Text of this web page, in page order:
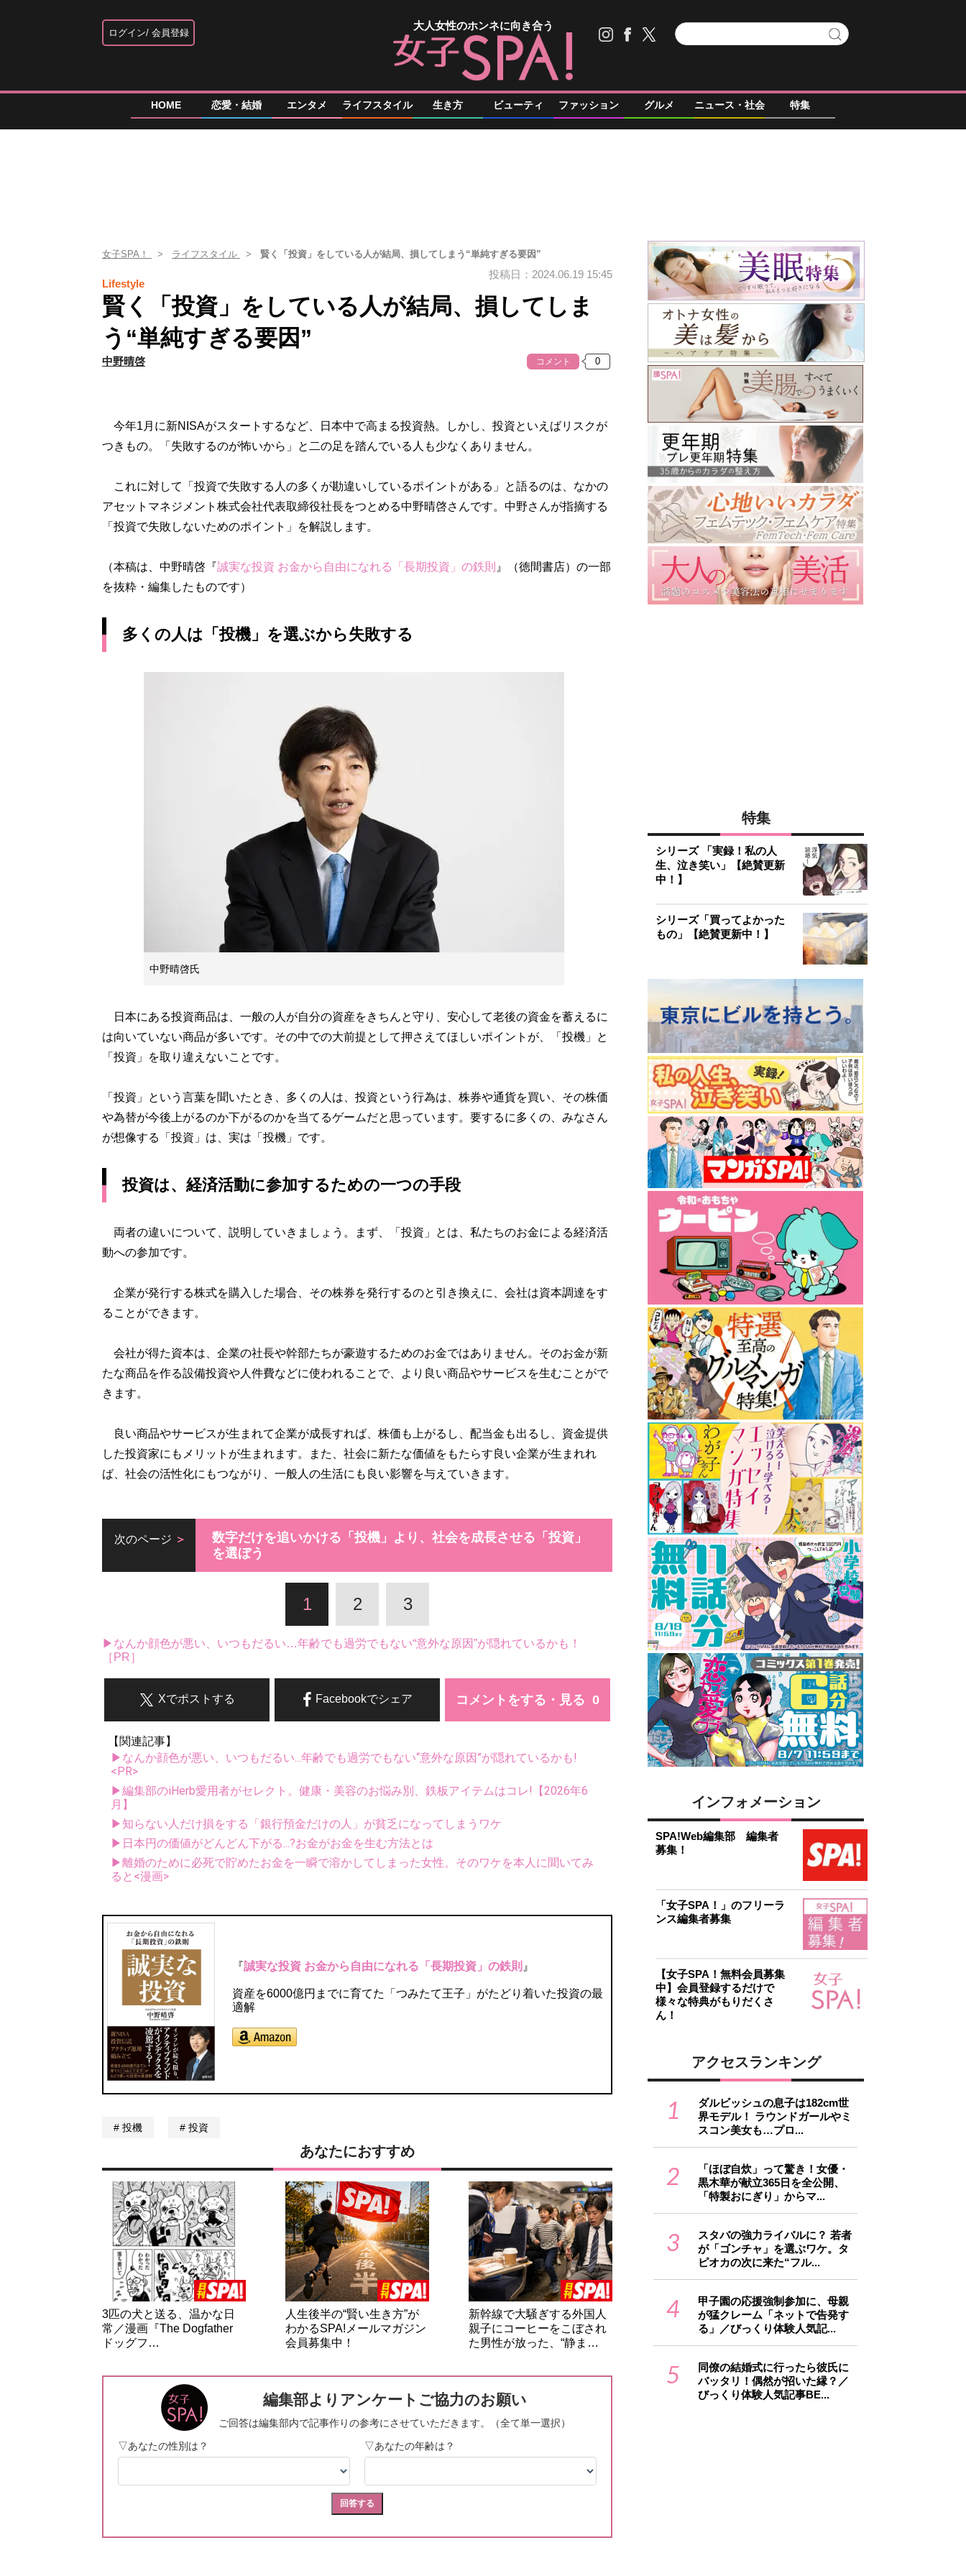
ログイン 会員登録
大人女性のホンネに向き合う
HOME 恋愛・結婚 エンタメ ライフスタイル 生き方 ビューティ ファッション グルメ ニュース・社会 特集
女子SPA！ ライフスタイル 賢く「投資」をしている人が結局、損してしまう“単純すぎる要因”
Lifestyle
投稿日：2024.06.19 15:45
賢く「投資」をしている人が結局、損してしま
う“単純すぎる要因”
中野晴啓 コメント
今年1月に新NISAがスタートするなど、日本中で高まる投資熱。しかし、投資といえばリスクが
つきもの。「失敗するのが怖いから」と二の足を踏んでいる人も少なくありません。
これに対して「投資で失敗する人の多くが勘違いしているポイントがある」と語るのは、なかの
アセットマネジメント株式会社代表取締役社長をつとめる中野晴啓さんです。中野さんが指摘する
「投資で失敗しないためのポイント」を解説します。
（本稿は、中野晴啓『誠実な投資 お金から自由になれる「長期投資」の鉄則 』（徳間書店）の一部
を抜粋・編集したものです）
多くの人は「投機」を選ぶから失敗する
中野晴啓氏
日本にある投資商品は、一般の人が自分の資産をきちんと守り、安心して老後の資金を蓄えるに
は向いていない商品が多いです。その中での大前提として押さえてほしいポイントが、「投機」と
「投資」を取り違えないことです。
「投資」という言葉を聞いたとき、多くの人は、投資という行為は、株券や通貨を買い、その株価
や為替が今後上がるのか下がるのかを当てるゲームだと思っています。要するに多くの、みなさん
が想像する「投資」は、実は「投機」です。
投資は、経済活動に参加するための一つの手段
両者の違いについて、説明していきましょう。まず、「投資」とは、私たちのお金による経済活
動への参加です。
企業が発行する株式を購入した場合、その株券を発行するのと引き換えに、会社は資本調達をす
ることができます。
会社が得た資本は、企業の社長や幹部たちが豪遊するためのお金ではありません。そのお金が新
たな商品を作る設備投資や人件費などに使われることで、より良い商品やサービスを生むことがで
きます。
良い商品やサービスが生まれて企業が成長すれば、株価も上がるし、配当金も出るし、資金提供
した投資家にもメリットが生まれます。また、社会に新たな価値をもたらす良い企業が生まれれ
ば、社会の活性化にもつながり、一般人の生活にも良い影響を与えていきます。
次のページ
数字だけを追いかける「投機」より、社会を成長させる「投資」
を選ぼう
1 2 3
▶なんか顔色が悪い、いつもだるい…年齢でも過労でもない“意外な原因”が隠れているかも！
［PR］
コメントをする・見る
Facebookでシェア
Xでポストする
【関連記事】
▶なんか顔色が悪い、いつもだるい...年齢でも過労でもない“意外な原因”が隠れているかも!
<PR>
▶編集部のiHerb愛用者がセレクト。健康・美容のお悩み別、鉄板アイテムはコレ!【2026年6
月】
▶知らない人だけ損をする「銀行預金だけの人」が貧乏になってしまうワケ
▶日本円の価値がどんどん下がる...?お金がお金を生む方法とは
▶離婚のために必死で貯めたお金を一瞬で溶かしてしまった女性。そのワケを本人に聞いてみ
ると<漫画>
『誠実な投資 お金から自由になれる「長期投資」の鉄則 』
資産を6000億円までに育てた「つみたて王子」がたどり着いた投資の最
適解
投機 投資
あなたにおすすめ
3匹の犬と送る、温かな日
常／漫画『The Dogfather
ドッグフ…
人生後半の“賢い生き方”が
わかるSPA!メールマガジン
会員募集中！
新幹線で大騒ぎする外国人
親子にコーヒーをこぼされ
た男性が放った、“静ま…
特集
シリーズ 「実録！私の人
生、泣き笑い」【絶賛更新
中！】
シリーズ「買ってよかった
もの」【絶賛更新中！】
インフォメーション
SPA!Web編集部 編集者
募集！
「女子SPA！」のフリーラ
ンス編集者募集
【女子SPA！無料会員募集
中】会員登録するだけで
様々な特典がもりだくさ
ん！
アクセスランキング
1
ダルビッシュの息子は182cm世
界モデル！ ラウンドガールやミ
スコン美女も…プロ...
2
「ほぼ自炊」って驚き！女優・
黒木華が献立365日を全公開、
「特製おにぎり」からマ...
3
スタバの強力ライバルに？ 若者
が「ゴンチャ」を選ぶワケ。タ
ピオカの次に来た“フル...
4
甲子園の応援強制参加に、母親
が猛クレーム「ネットで告発す
る」／びっくり体験人気記...
5
同僚の結婚式に行ったら彼氏に
バッタリ！偶然が招いた縁？／
びっくり体験人気記事BE...